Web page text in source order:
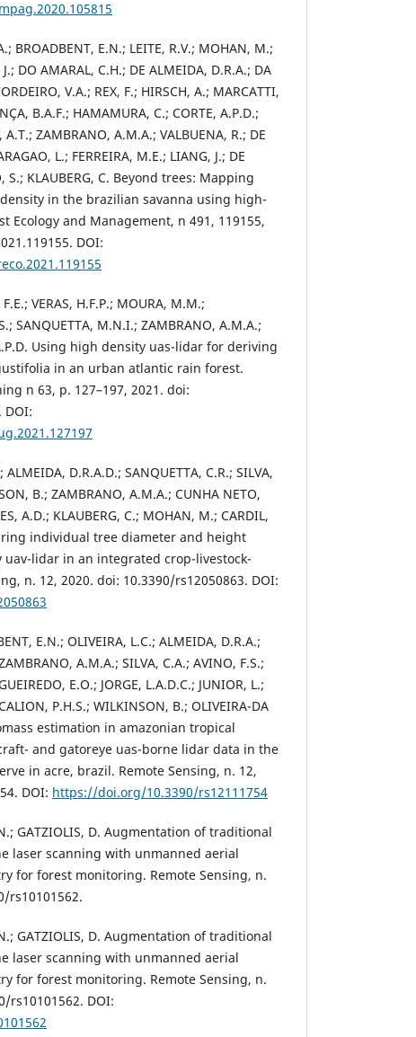
BROADBENT, E.N.; LEITE, R.V.; MOHAN, M.;
J.; DO AMARAL, C.H.; DE ALMEIDA, D.R.A.; DA
V.A.; REX, F.; HIRSCH, A.; MARCATTI,
B.A.F.; HAMAMURA, C.; CORTE, A.P.D.;
ZAMBRANO, A.M.A.; VALBUENA, R.; DE
L.; FERREIRA, M.E.; LIANG, J.; DE
S.; KLAUBERG, C. Beyond trees: Mapping
in the brazilian savanna using high-
Ecology and Management, n 491, 119155,
DOI:
VERAS, H.F.P.; MOURA, M.M.;
SANQUETTA, M.N.I.; ZAMBRANO, A.M.A.;
Using high density uas-lidar for deriving
in an urban atlantic rain forest.
n 63, p. 127–197, 2021. doi:
DOI:
ALMEIDA, D.R.A.D.; SANQUETTA, C.R.; SILVA,
B.; ZAMBRANO, A.M.A.; CUNHA NETO,
A.D.; KLAUBERG, C.; MOHAN, M.; CARDIL,
individual tree diameter and height
lidar in an integrated crop-livestock-
n. 12, 2020. doi: 10.3390/rs12050863. DOI:
E.N.; OLIVEIRA, L.C.; ALMEIDA, D.R.A.;
A.M.A.; SILVA, C.A.; AVINO, F.S.;
E.O.; JORGE, L.A.D.C.; JUNIOR, L.;
P.H.S.; WILKINSON, B.; OLIVEIRA-DA
estimation in amazonian tropical
and gatoreye uas-borne lidar data in the
in acre, brazil. Remote Sensing, n. 12,
DOI: https://doi.org/10.3390/rs12111754
N.; GATZIOLIS, D. Augmentation of traditional
laser scanning with unmanned aerial
for forest monitoring. Remote Sensing, n.
rs10101562.
N.; GATZIOLIS, D. Augmentation of traditional
laser scanning with unmanned aerial
for forest monitoring. Remote Sensing, n.
rs10101562. DOI: